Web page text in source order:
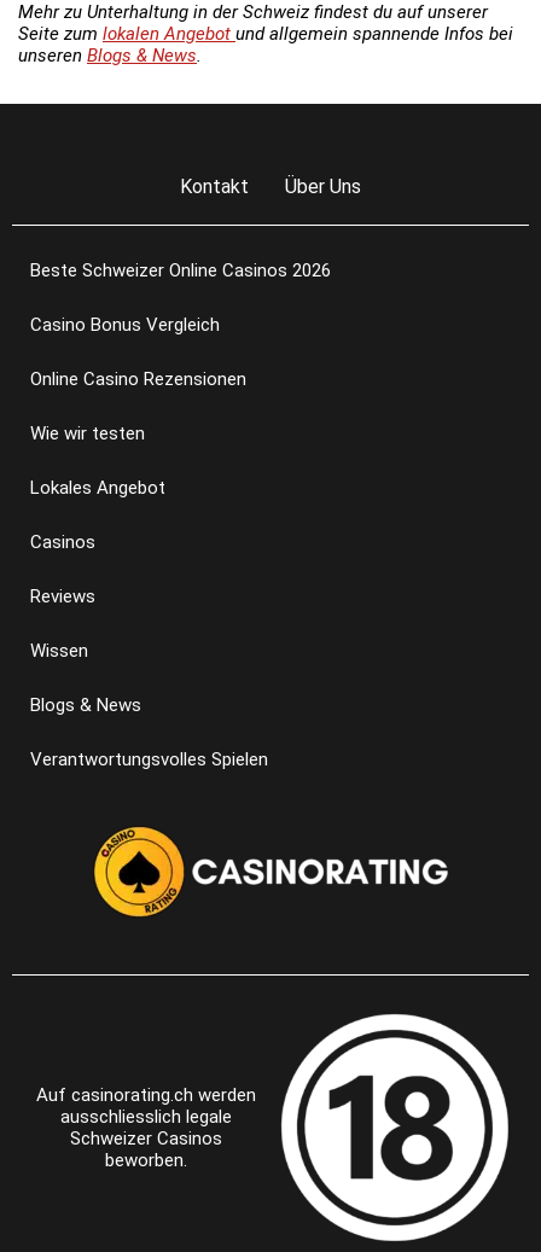
Mehr zu Unterhaltung in der Schweiz findest du auf unserer
Seite zum lokalen Angebot und allgemein spannende Infos bei
unseren Blogs & News.
Auf casinorating.ch werden
ausschliesslich legale
Schweizer Casinos
beworben.
Beste Schweizer Online Casinos 2026
Casino Bonus Vergleich
Online Casino Rezensionen
Wie wir testen
Lokales Angebot
Casinos
Reviews
Wissen
Blogs & News
Verantwortungsvolles Spielen
Kontakt Über Uns